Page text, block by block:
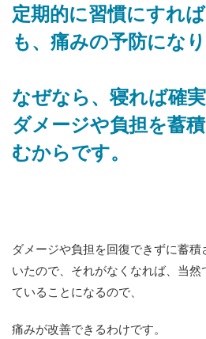
定期的に習慣にすれ
も、痛みの予防になり
なぜなら、寝れば確
ダメージや負担を蓄
むからです。
ダメージや負担を回復できずに蓄積
いたので、それがなくなれば、当然
ていることになるので、
痛みが改善できるわけです。